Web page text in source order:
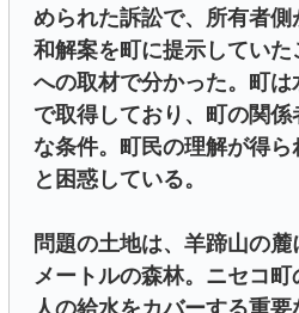
められた訴訟で、所有者
和解案を町に提示してい
への取材で分かった。町は
で取得しており、町の関
な条件。町民の理解が得ら
と困惑している。
問題の土地は、羊蹄山の
メートルの森林。ニセコ
人の給水をカバーする重